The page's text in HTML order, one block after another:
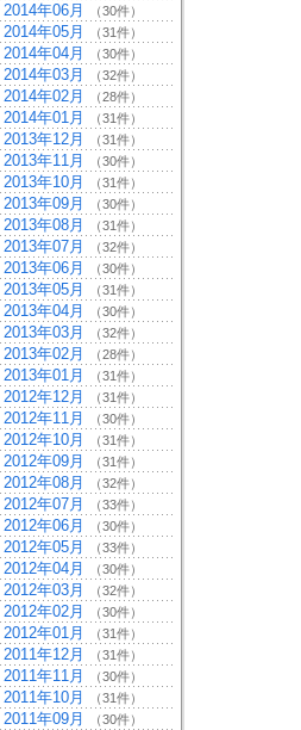
2014年06月 （30件）
2014年05月 （31件）
2014年04月 （30件）
2014年03月 （32件）
2014年02月 （28件）
2014年01月 （31件）
2013年12月 （31件）
2013年11月 （30件）
2013年10月 （31件）
2013年09月 （30件）
2013年08月 （31件）
2013年07月 （32件）
2013年06月 （30件）
2013年05月 （31件）
2013年04月 （30件）
2013年03月 （32件）
2013年02月 （28件）
2013年01月 （31件）
2012年12月 （31件）
2012年11月 （30件）
2012年10月 （31件）
2012年09月 （31件）
2012年08月 （32件）
2012年07月 （33件）
2012年06月 （30件）
2012年05月 （33件）
2012年04月 （30件）
2012年03月 （32件）
2012年02月 （30件）
2012年01月 （31件）
2011年12月 （31件）
2011年11月 （30件）
2011年10月 （31件）
2011年09月 （30件）